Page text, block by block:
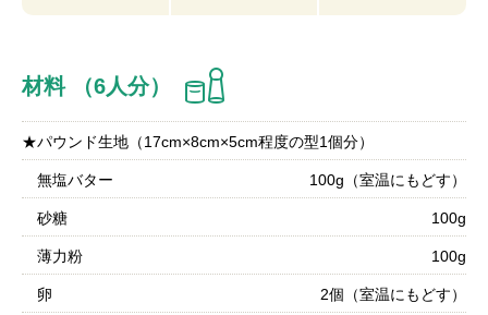
材料 （6人分）
★パウンド生地（17cm×8cm×5cm程度の型1個分）
無塩バター 100g（室温にもどす）
砂糖 100g
薄力粉 100g
卵 2個（室温にもどす）